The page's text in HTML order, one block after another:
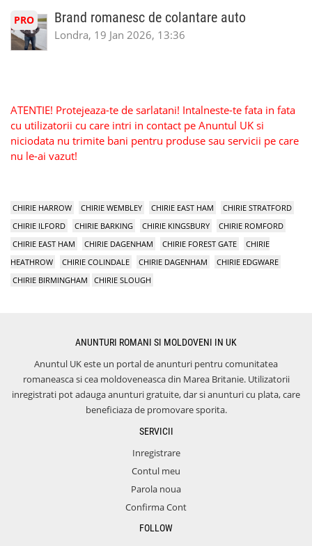
PRO Brand romanesc de colantare auto
Londra, 19 Jan 2026, 13:36
ATENTIE! Protejeaza-te de sarlatani! Intalneste-te fata in fata
cu utilizatorii cu care intri in contact pe Anuntul UK si
niciodata nu trimite bani pentru produse sau servicii pe care
nu le-ai vazut!
CHIRIE HARROW CHIRIE WEMBLEY CHIRIE EAST HAM
CHIRIE STRATFORD
CHIRIE ILFORD
CHIRIE BARKING CHIRIE KINGSBURY
CHIRIE ROMFORD
CHIRIE EAST HAM
CHIRIE DAGENHAM CHIRIE FOREST GATE
CHIRIE
HEATHROW
CHIRIE COLINDALE CHIRIE DAGENHAM
CHIRIE EDGWARE
CHIRIE BIRMINGHAM
CHIRIE SLOUGH
ANUNTURI ROMANI SI MOLDOVENI IN UK
Anuntul UK este un portal de anunturi pentru comunitatea
romaneasca si cea moldoveneasca din Marea Britanie. Utilizatorii
inregistrati pot adauga anunturi gratuite, dar si anunturi cu plata, care
beneficiaza de promovare sporita.
SERVICII
Inregistrare
Contul meu
Parola noua
Confirma Cont
FOLLOW